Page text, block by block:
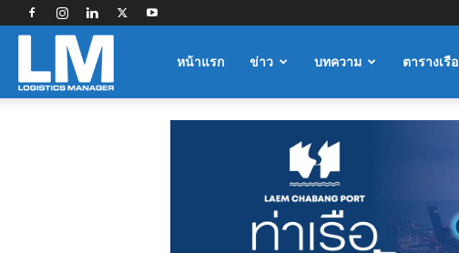
Logisticsหน้าแรก ข่าว บทความ ตารางเรือ